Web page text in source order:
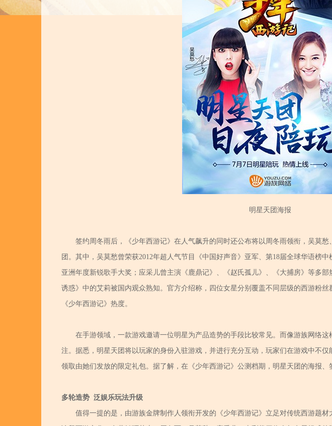
明星天团海报
签约周冬雨后，《少年西游记》在人气飙升的同时还公布将以周冬雨领衔 ， 吴莫愁
团。其中，吴莫愁曾荣获2012年超人气节目《中国好声音》亚军、第18届全球华语榜
亚洲年度新锐歌手大奖；应采儿曾主演《鹿鼎记》、《赵氏孤儿》、《大捕房》等多
诱惑》中的艾莉被国内观众熟知。官方介绍称，四位女星分别覆盖不同层级的西游粉
《少年西游记》热度。
在手游领域，一款游戏邀请一位明星为产品造势的手段比较常见。而像游族网络
注。据悉，明星天团将以玩家的身份入驻游戏，并进行充分互动，玩家们在游戏中不
领取由她们发放的限定礼包。据了解，在《少年西游记》公测档期，明星天团的海报、
多轮造势 泛娱乐玩法升级
值得一提的是，由游族金牌制作人领衔开发的《少年西游记》立足对传统西游题